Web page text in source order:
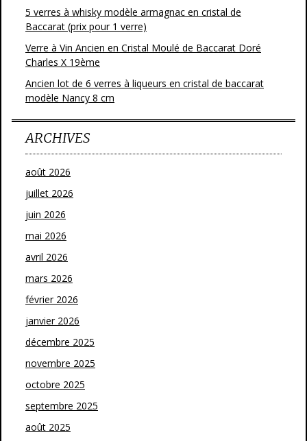
5 verres à whisky modèle armagnac en cristal de
Baccarat (prix pour 1 verre)
Verre à Vin Ancien en Cristal Moulé de Baccarat Doré
Charles X 19ème
Ancien lot de 6 verres à liqueurs en cristal de baccarat
modèle Nancy 8 cm
ARCHIVES
août 2026
juillet 2026
juin 2026
mai 2026
avril 2026
mars 2026
février 2026
janvier 2026
décembre 2025
novembre 2025
octobre 2025
septembre 2025
août 2025